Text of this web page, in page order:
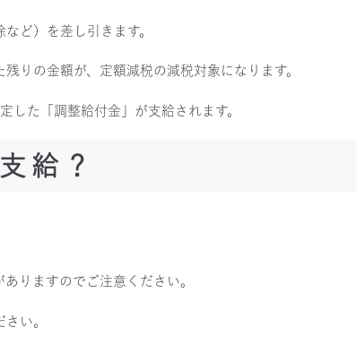
ど）を差し引きます。
りの金額が、定額減税の減税対象になります。
した「調整給付金」が支給されます。
給？
りますのでご注意ください。
い。